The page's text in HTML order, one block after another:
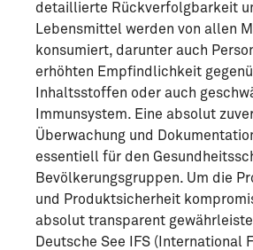
detaillierte Rückverfolgbarkeit
Lebensmittel werden von allen
konsumiert, darunter auch
erhöhten Empfindlichkeit
Inhaltsstoffen oder auch
Immunsystem. Eine absolut
Überwachung und
essentiell für den
Bevölkerungsgruppen. Um die
und Produktsicherheit
absolut transparent
Deutsche See IFS (International